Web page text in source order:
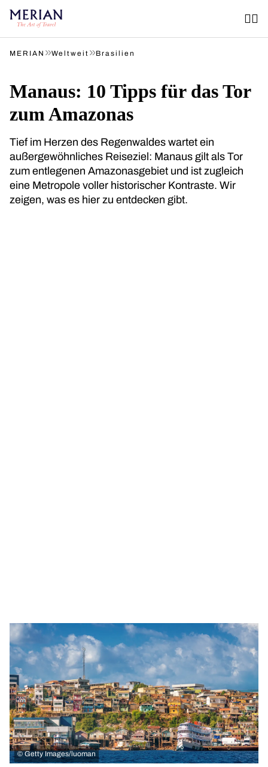
MERIAN »Weltweit »Brasilien
Manaus: 10 Tipps für das Tor
zum Amazonas
Tief im Herzen des Regenwaldes wartet ein
außergewöhnliches Reiseziel: Manaus gilt als Tor
zum entlegenen Amazonasgebiet und ist zugleich
eine Metropole voller historischer Kontraste. Wir
zeigen, was es hier zu entdecken gibt.
© Getty Images/luoman